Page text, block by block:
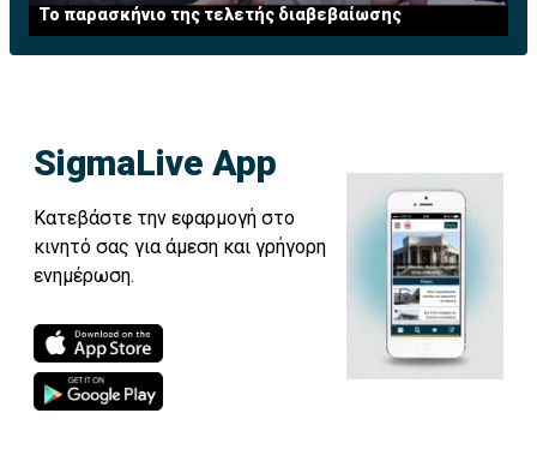
Το παρασκήνιο της τελετής διαβεβαίωσης
SigmaLive App
Κατεβάστε την εφαρμογή στο
κινητό σας για άμεση και γρήγορη
ενημέρωση.